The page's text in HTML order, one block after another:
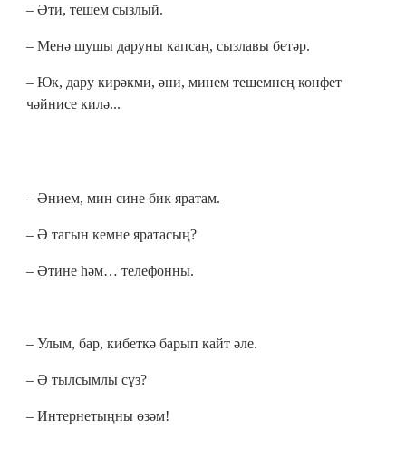
– Әти, тешем сызлый.
– Менә шушы даруны капсаң, сызлавы бетәр.
– Юк, дару кирәкми, әни, минем тешемнең конфет
чәйнисе килә...
– Әнием, мин сине бик яратам.
– Ә тагын кемне яратасың?
– Әтине һәм… телефонны.
– Улым, бар, кибеткә барып кайт әле.
– Ә тылсымлы сүз?
– Интернетыңны өзәм!